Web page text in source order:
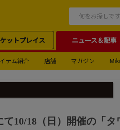
ットプレイス ニュース＆記事
テム紹介 店舗 マガジン
て10/18（日）開催の「